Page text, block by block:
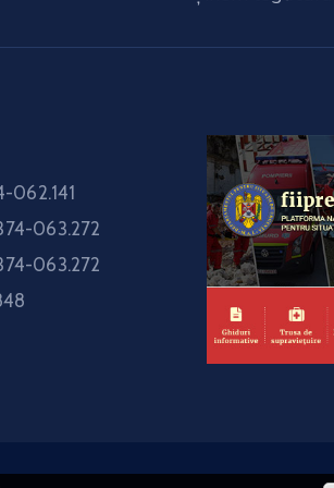
062.141
063.272
063.272